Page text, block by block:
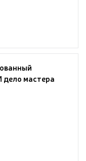
дело мастера
мм) 320 стр,
в 2 краски,